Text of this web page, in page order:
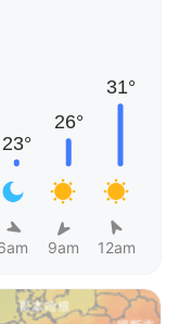
9am 12am